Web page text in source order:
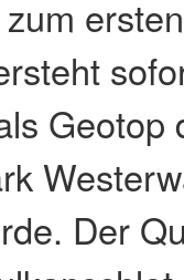
Geotop
Der